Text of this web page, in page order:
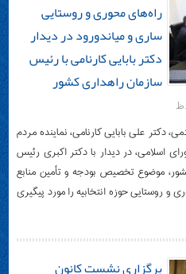
پیگیری تخصیص اعتبارات
راه‌های محوری و روستایی
ساری و میاندورود در دیدار
دکتر بابایی کارنامی با رئیس
دکتر علی بابایی کارنامی، نماینده مردم
اسلامی، در دیدار با دکتر اکبری رئیس
موضوع تخصیص بودجه و تأمین منابع
روستایی حوزه انتخابیه را مورد پیگیری